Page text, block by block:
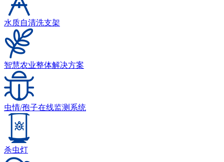
水质自清洗支架
智慧农业整体解决方案
虫情/孢子在线监测系统
杀虫灯